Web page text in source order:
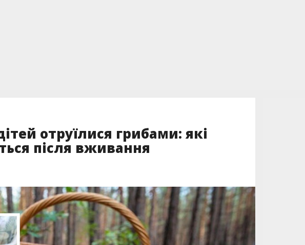
отруїлися грибами: які
після вживання